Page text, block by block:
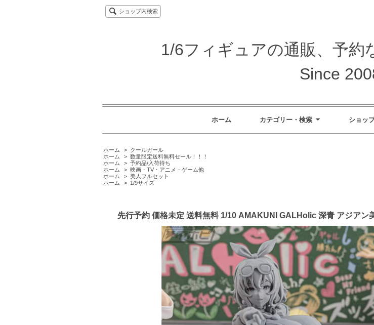
ショップ内検索
1/6フィギュアの通販、予約
Since
ホーム カテゴリー・検索 ショッ
ホーム > クールガール
ホーム
> 数量限定送料無料セール！！！
ホーム
> 予約品/入荷待ち
ホーム
> 映画・TV・アニメ・ゲーム他
ホーム
> 美人フルセット
ホーム
> 1/9サイズ
先行予約 価格未定 送料無料 1/10 AMAKUNI GALHolic 深青 アジアン